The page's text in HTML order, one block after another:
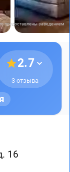
предоставлены заведением
2.7
3 отзыва
16